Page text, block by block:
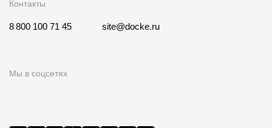
Контакты
8 800 100 71 45 site@docke.ru
Мы в соцсетях